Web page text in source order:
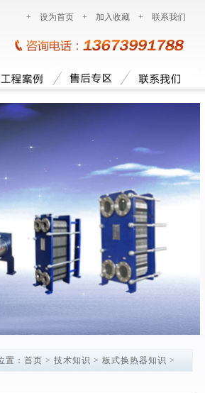
+ 设为首页+ 加入收藏+ 联系我们
置： 首页 > 技术知识 > 板式换热器知识 >